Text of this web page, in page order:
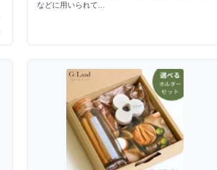
などに用いられて...